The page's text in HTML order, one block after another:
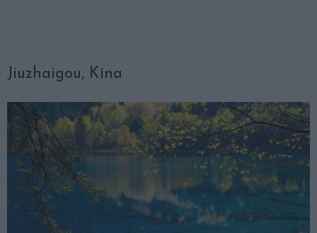
Jiuzhaigou, Kína